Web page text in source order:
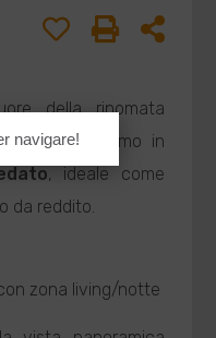
della rinomata
proponiamo in
, ideale come
da reddito.
zona living/notte
navigare!